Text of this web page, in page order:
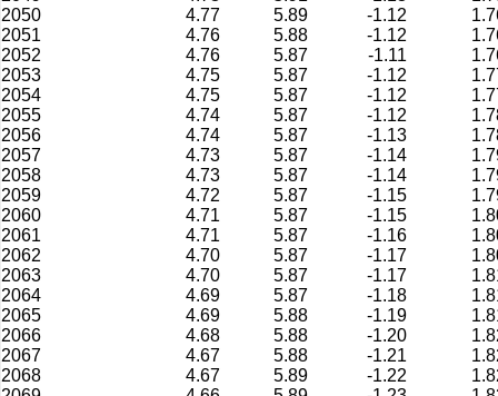
2050
4.77 5.89 -1.12
2051
4.76 5.88 -1.12
2052
4.76 5.87 -1.11
2053
4.75 5.87 -1.12
2054
4.75 5.87 -1.12
2055
4.74 5.87 -1.12
2056
4.74 5.87 -1.13
2057
4.73 5.87 -1.14
2058
4.73 5.87 -1.14
2059
4.72 5.87 -1.15
2060
4.71 5.87 -1.15
2061
4.71 5.87 -1.16
2062
4.70 5.87 -1.17
2063
4.70 5.87 -1.17
2064
4.69 5.87 -1.18
2065
4.69 5.88 -1.19
2066
4.68 5.88 -1.20
2067
4.67 5.88 -1.21
2068
4.67 5.89 -1.22